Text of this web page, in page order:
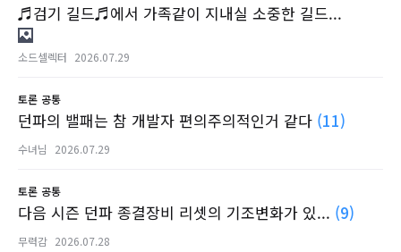
♬검기 길드♬에서 가족같이 지내실 소중한 길드...
소드셀렉터 2026.07.29
토론 공통
던파의 밸패는 참 개발자 편의주의적인거 같다 (11)
수녀님 2026.07.29
토론 공통
다음 시즌 던파 종결장비 리셋의 기조변화가 있... (9)
무력감 2026.07.28